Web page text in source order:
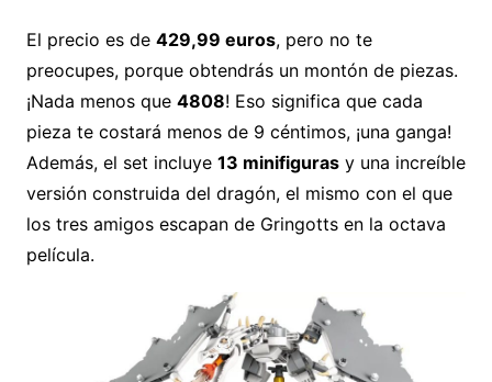
El precio es de 429,99 euros, pero no te
preocupes, porque obtendrás un montón de piezas.
¡Nada menos que 4808! Eso significa que cada
pieza te costará menos de 9 céntimos, ¡una ganga!
Además, el set incluye 13 minifigurasy una increíble
versión construida del dragón, el mismo con el que
los tres amigos escapan de Gringotts en la octava
película.